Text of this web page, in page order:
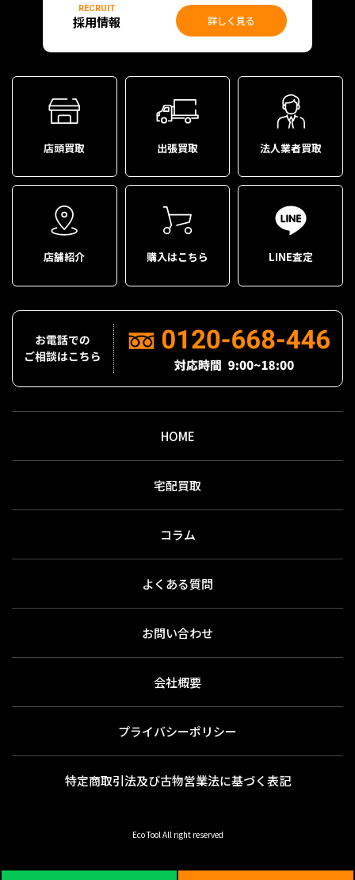
RECRUIT
採用情報 詳しく見る
店頭買取 出張買取 法人業者買取
店舗紹介 購入はこちら LINE査定
HOME
宅配買取
コラム
よくある質問
お問い合わせ
会社概要
プライバシーポリシー
特定商取引法及び古物営業法に基づく表記
Eco Tool All right reserved